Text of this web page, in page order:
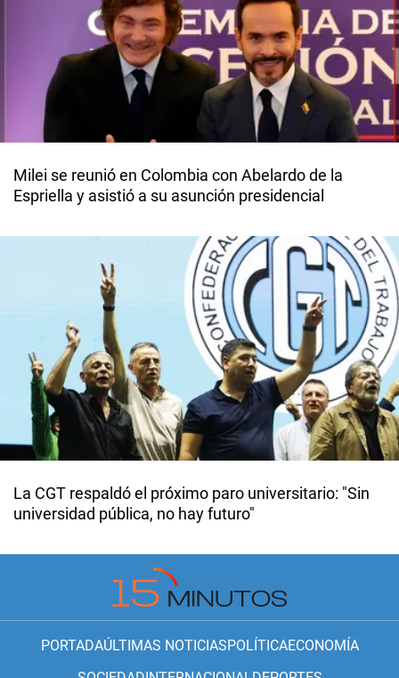
Milei se reunió en Colombia con Abelardo de la
Espriella y asistió a su asunción presidencial
La CGT respaldó el próximo paro universitario: "Sin
universidad pública, no hay futuro"
PORTADAÚLTIMAS NOTICIASPOLÍTICAECONOMÍA